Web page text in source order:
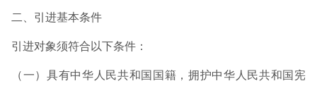
二、引进基本条件
引进对象须符合以下条件：
（一）具有中华人民共和国国籍，拥护中华人民共和国宪